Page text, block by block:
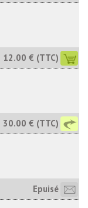
12.00 € (TTC)
30.00 € (TTC)
Epuisé